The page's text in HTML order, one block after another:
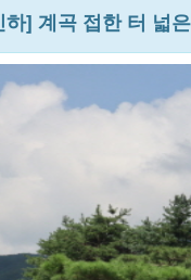
하] 계곡 접한 터 넓